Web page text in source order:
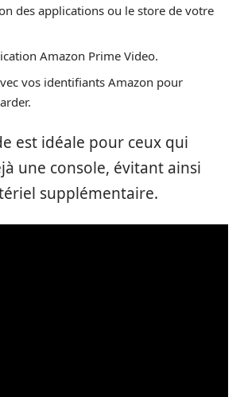
des applications ou le store de votre
Amazon Prime Video.
vos identifiants Amazon pour
est idéale pour ceux qui
une console, évitant ainsi
supplémentaire.